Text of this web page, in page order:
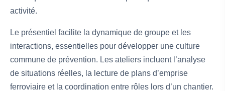
activité.
Le présentiel facilite la dynamique de groupe et les
interactions, essentielles pour développer une culture
commune de prévention. Les ateliers incluent l’analyse
de situations réelles, la lecture de plans d’emprise
ferroviaire et la coordination entre rôles lors d’un chantier.